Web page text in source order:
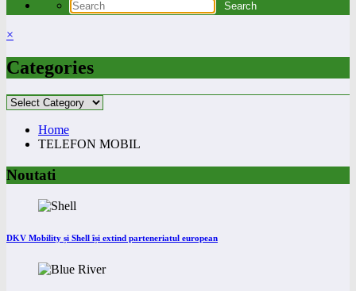
×
Categories
Categories
Home
TELEFON MOBIL
Noutati
DKV Mobility și Shell își extind parteneriatul european